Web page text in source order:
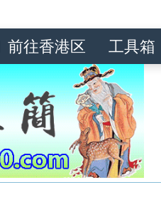
前往香港区 工具箱